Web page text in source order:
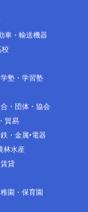
車・輸送機器
校
塾・学習塾
・団体・協会
貿易
鉄・金属 電器
林水産
貸
園・保育園